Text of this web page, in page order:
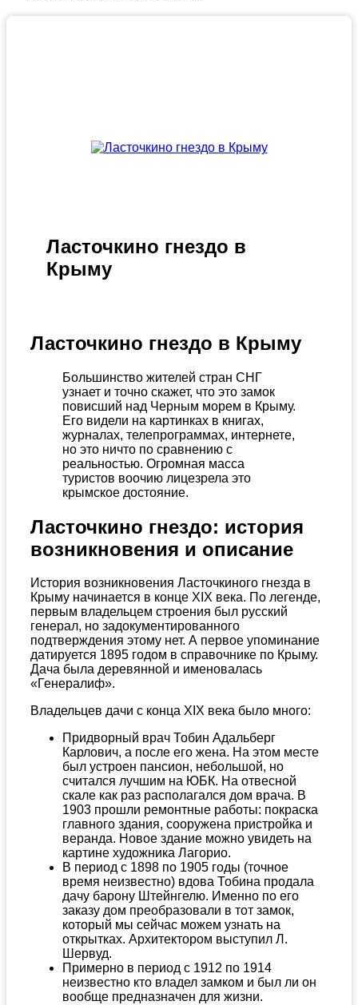
Ласточкино гнездо в
Крыму
Ласточкино гнездо в Крыму
Большинство жителей стран СНГ
узнает и точно скажет, что это замок
повисший над Черным морем в Крыму.
Его видели на картинках в книгах,
журналах, телепрограммах, интернете,
но это ничто по сравнению с
реальностью. Огромная масса
туристов воочию лицезрела это
крымское достояние.
Ласточкино гнездо: история
возникновения и описание
История возникновения Ласточкиного гнезда в
Крыму начинается в конце XIX века. По легенде,
первым владельцем строения был русский
генерал, но задокументированного
подтверждения этому нет. А первое упоминание
датируется 1895 годом в справочнике по Крыму.
Дача была деревянной и именовалась
«Генералиф».
Владельцев дачи с конца XIX века было много:
Придворный врач Тобин Адальберг
Карлович, а после его жена. На этом месте
был устроен пансион, небольшой, но
считался лучшим на ЮБК. На отвесной
скале как раз располагался дом врача. В
1903 прошли ремонтные работы: покраска
главного здания, сооружена пристройка и
веранда. Новое здание можно увидеть на
картине художника Лагорио.
В период с 1898 по 1905 годы (точное
время неизвестно) вдова Тобина продала
дачу барону Штейнгелю. Именно по его
заказу дом преобразовали в тот замок,
который мы сейчас можем узнать на
открытках. Архитектором выступил Л.
Шервуд.
Примерно в период с 1912 по 1914
неизвестно кто владел замком и был ли он
вообще предназначен для жизни.